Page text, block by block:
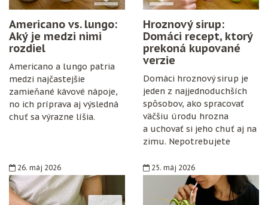
Americano vs. lungo:
Aký je medzi nimi
rozdiel
Americano a lungo patria
medzi najčastejšie
zamieňané kávové nápoje,
no ich príprava aj výsledná
chuť sa výrazne líšia.
Hroznový sirup:
Domáci recept, ktorý
prekoná kupované
verzie
Domáci hroznový sirup je
jeden z najjednoduchších
spôsobov, ako spracovať
väčšiu úrodu hrozna
a uchovať si jeho chuť aj na
zimu. Nepotrebujete
konzervanty ani zložitý
postup. Stačí zrelé hrozno,
cukor, citrón, čisté fľaše
26. máj 2026 25. máj 2026